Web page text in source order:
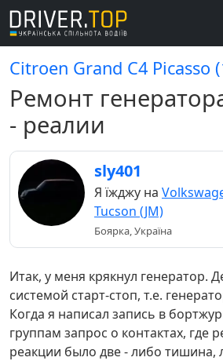
Citroen Grand C4 Picasso
Ремонт
- реалии
sly401
Я їжджу на
Tucson (JM)
Боярка, Україна
Итак, у меня крякнул генератор.
системой старт-стоп, т.е.
Когда я написал запись в
группам запрос о контактах, где
реакции было две - либо тишина,